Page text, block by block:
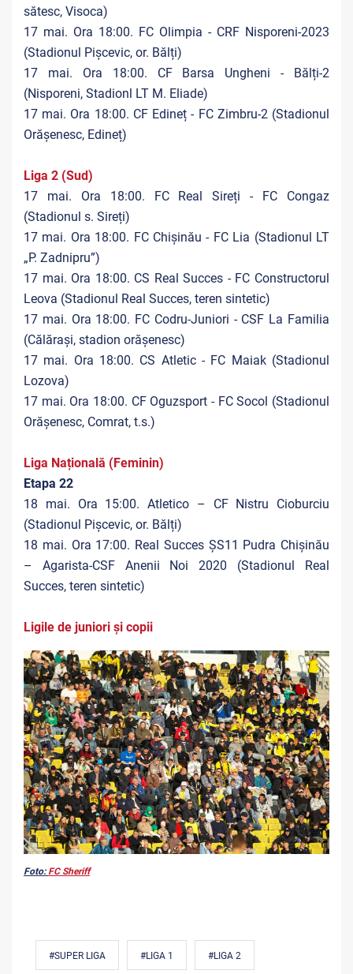
sătesc, Visoca)
17 mai. Ora 18:00. FC Olimpia - CRF Nisporeni-2023
(Stadionul Pișcevic, or. Bălți)
17 mai. Ora 18:00. CF Barsa Ungheni - Bălți-2
(Nisporeni, Stadionl LT M. Eliade)
17 mai. Ora 18:00. CF Edineț - FC Zimbru-2 (Stadionul
Orășenesc, Edineț)
Liga 2 (Sud)
17 mai. Ora 18:00. FC Real Sireți - FC Congaz
(Stadionul s. Sireți)
17 mai. Ora 18:00. FC Chișinău - FC Lia (Stadionul LT
„P. Zadnipru”)
17 mai. Ora 18:00. CS Real Succes - FC Constructorul
Leova (Stadionul Real Succes, teren sintetic)
17 mai. Ora 18:00. FC Codru-Juniori - CSF La Familia
(Călărași, stadion orășenesc)
17 mai. Ora 18:00. CS Atletic - FC Maiak (Stadionul
Lozova)
17 mai. Ora 18:00. CF Oguzsport - FC Socol (Stadionul
Orășenesc, Comrat, t.s.)
Liga Națională (Feminin)
Etapa 22
18 mai. Ora 15:00. Atletico – CF Nistru Cioburciu
(Stadionul Pișcevic, or. Bălți)
18 mai. Ora 17:00. Real Succes ȘS11 Pudra Chișinău
– Agarista-CSF Anenii Noi 2020 (Stadionul Real
Succes, teren sintetic)
Ligile de juniori și copii
Foto:FC Sheriff
#SUPER LIGA #LIGA 1 #LIGA 2